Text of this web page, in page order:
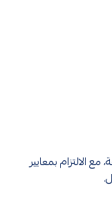
الالتزام بمعايير